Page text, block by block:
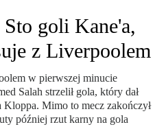
goli Kane'a,
z Liverpoolem
w pierwszej minucie
Salah strzelił gola, który dał
Kloppa. Mimo to mecz zakończył
później rzut karny na gola